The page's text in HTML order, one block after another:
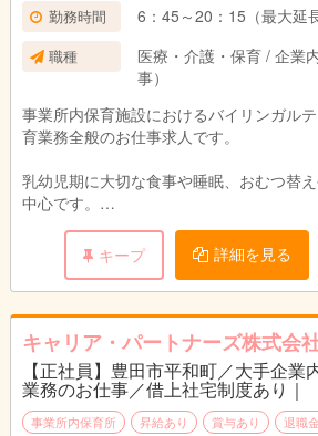
勤務時間 6：45～20：15（最大延
職種
医療・介護・保育 / 企業
事）
事業所内保育施設におけるバイリンガル
育業務全般のお仕事求人です。
乳幼児期に大切な食事や睡眠、おむつ替
中心です。
英語を使った保育に加え、パンフレット
人保護者の応対等もお願いします。
子どもの可能性をひろげる保育をしませ
必須スキル
・TOEIC800点以上または相当の英語力を
・日常英会話が可能な方
キープ 詳細を見る
キャリア・パートナーズ株式会
【正社員】豊田市平和町／大手企業
業務のお仕事／借上社宅制度あり｜
事業所内保育所 昇給あり 賞与あり 退職